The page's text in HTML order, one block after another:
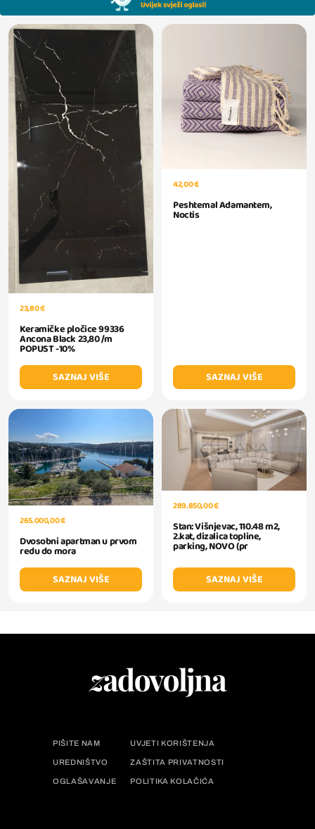
23,80 €
Keramičke pločice 99336
Ancona Black 23,80 /m
POPUST -10%
SAZNAJ VIŠE
42,00 €
Peshtemal Adamantem,
Noctis
SAZNAJ VIŠE
265.000,00 €
Dvosobni apartman u prvom
redu do mora
SAZNAJ VIŠE
289.850,00 €
Stan: Višnjevac, 110.48 m2,
2.kat, dizalica topline,
parking, NOVO (pr
SAZNAJ VIŠE
PIŠITE NAM UVJETI KORIŠTENJA
UREDNIŠTVO ZAŠTITA PRIVATNOSTI
OGLAŠAVANJE POLITIKA KOLAČIĆA